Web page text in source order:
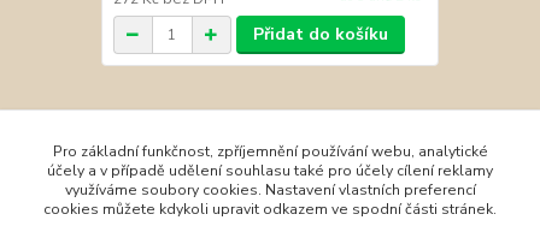
Přidat do košíku
Zboží zařazeno v kategoriích
Batohy Topgal a Bagmaster
Pro základní funkčnost, zpříjemnění používání webu, analytické
účely a v případě udělení souhlasu také pro účely cílení reklamy
využíváme soubory cookies. Nastavení vlastních preferencí
cookies můžete kdykoli upravit odkazem ve spodní části stránek.